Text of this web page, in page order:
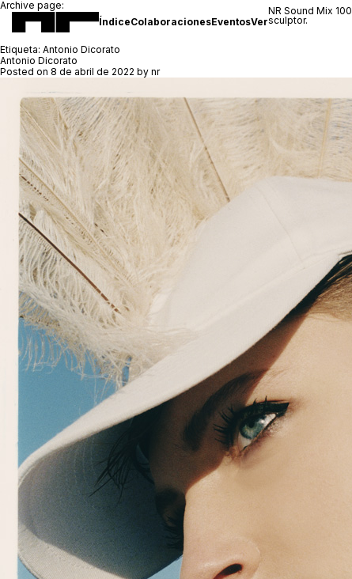
ÍndiceColaboracionesEventosVer
NR Sound Mix 100
sculptor.
Archive page:
Etiqueta: Antonio Dicorato
Antonio Dicorato
Posted on 8 de abril de 2022 by nr